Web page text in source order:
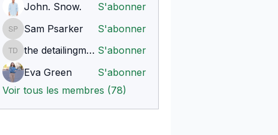
John. Snow.
S'abonner
Sam Psarker
Sam Psarker S'abonner
the detailingmafia the detailingmafia S'abonner
Eva Green
S'abonner
Voir tous les membres (78)